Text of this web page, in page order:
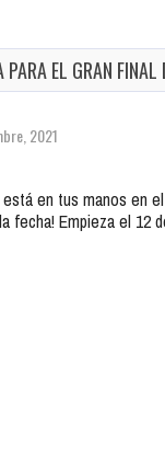
PARA EL GRAN
2021
en tus manos en
fecha! Empieza el 12